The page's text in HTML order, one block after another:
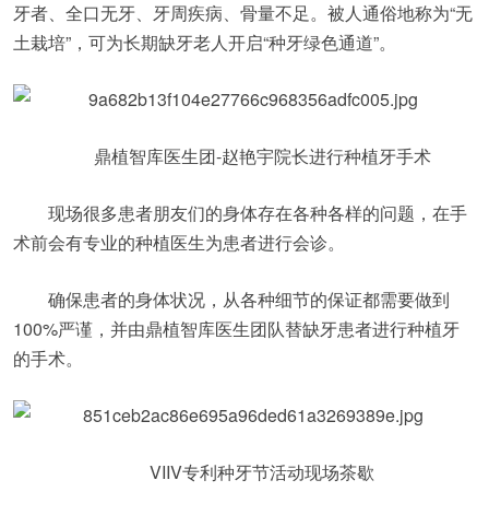
牙者、全口无牙、牙周疾病、骨量不足。被人通俗地称为“无
土栽培”，可为长期缺牙老人开启“种牙绿色通道”。
鼎植智库医生团-赵艳宇院长进行种植牙手术
现场很多患者朋友们的身体存在各种各样的问题，在手
术前会有专业的种植医生为患者进行会诊。
确保患者的身体状况，从各种细节的保证都需要做到
100%严谨，并由鼎植智库医生团队替缺牙患者进行种植牙
的手术。
VIIV专利种牙节活动现场茶歇